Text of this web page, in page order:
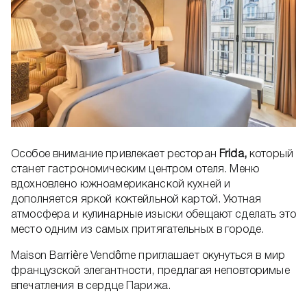
Особое внимание привлекает ресторан Frida,который
станет гастрономическим центром отеля. Меню
вдохновлено южноамериканской кухней и
дополняется яркой коктейльной картой. Уютная
атмосфера и кулинарные изыски обещают сделать это
место одним из самых притягательных в городе.
Maison Barrière Vendôme приглашает окунуться в мир
французской элегантности, предлагая неповторимые
впечатления в сердце Парижа.